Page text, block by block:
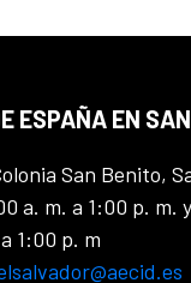
ESPAÑA EN
San Benito,
a. m. a 1:00 p. m.
1:00 p. m